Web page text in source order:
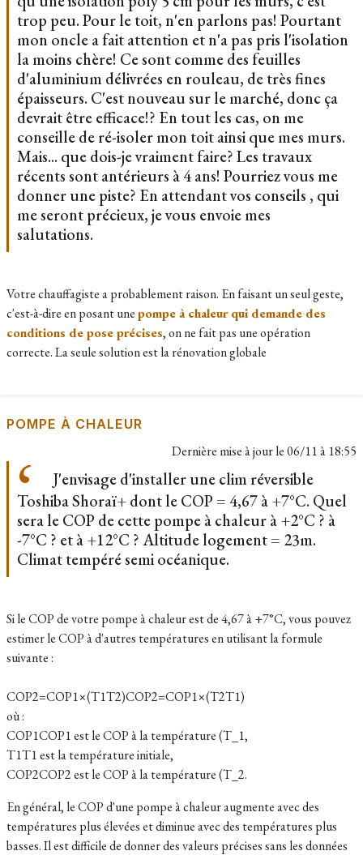
trop peu. Pour le toit, n'en parlons pas! Pourtant
mon oncle a fait attention et n'a pas pris l'isolation
la moins chère! Ce sont comme des feuilles
d'aluminium délivrées en rouleau, de très fines
épaisseurs. C'est nouveau sur le marché, donc ça
devrait être efficace!? En tout les cas, on me
conseille de ré-isoler mon toit ainsi que mes murs.
Mais... que dois-je vraiment faire? Les travaux
récents sont antérieurs à 4 ans! Pourriez vous me
donner une piste? En attendant vos conseils , qui
me seront précieux, je vous envoie mes
salutations.
Votre chauffagiste a probablement raison. En faisant un seul geste,
c'est-à-dire en posant unepompe à chaleur qui demande des
conditions de pose précises, on ne fait pas une opération
correcte. La seule solution est la rénovation globale
POMPE À CHALEUR
Dernière mise à jour le06/11 à 18:55
J'envisage d'installer une clim réversible
Toshiba Shoraï+ dont le COP = 4,67 à +7°C. Quel
sera le COP de cette pompe à chaleur à +2°C ? à
-7°C ? et à +12°C ? Altitude logement = 23m.
Climat tempéré semi océanique.
Si le COP de votre pompe à chaleur est de 4,67 à +7°C, vous pouvez
estimer le COP à d'autres températures en utilisant la formule
suivante :
COP2=COP1×(T1T2)COP2​=COP1​×(T2​T1​​)
où :
COP1COP1​ est le COP à la température (T_1,
T1T1​ est la température initiale,
COP2COP2​ est le COP à la température (T_2.
En général, le COP d'une pompe à chaleur augmente avec des
températures plus élevées et diminue avec des températures plus
basses. Il est difficile de donner des valeurs précises sans les données